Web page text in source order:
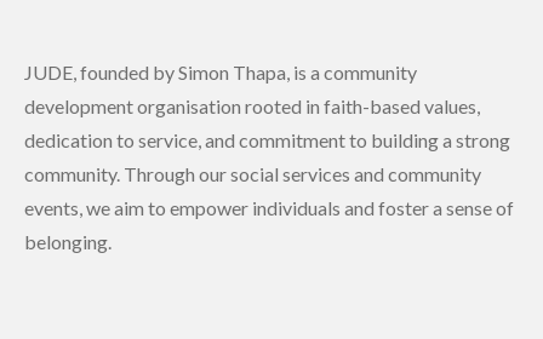
JUDE, founded by Simon Thapa, is a community
development organisation rooted in faith-based values,
dedication to service, and commitment to building a strong
community. Through our social services and community
events, we aim to empower individuals and foster a sense of
belonging.